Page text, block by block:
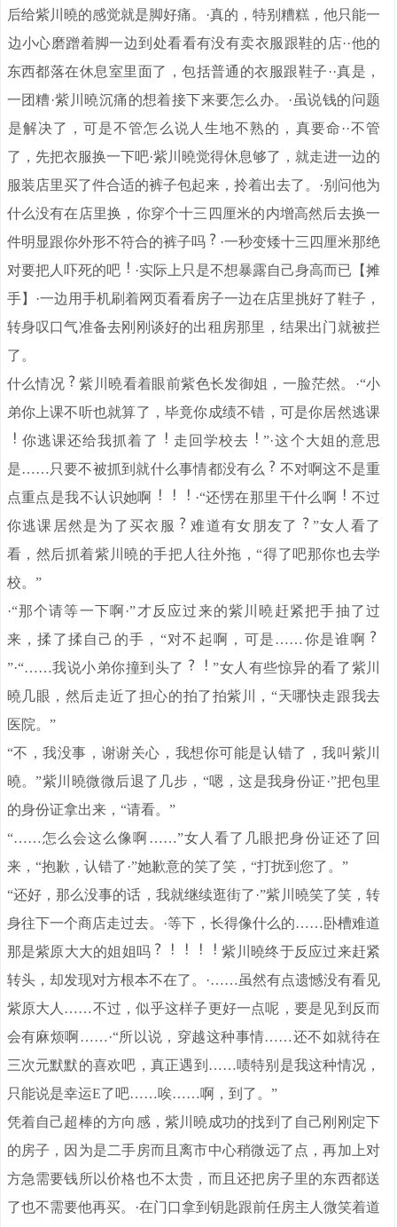
后给紫川曉的感觉就是脚好痛。·真的，特别糟糕，他只能一
边小心磨蹭着脚一边到处看看有没有卖衣服跟鞋的店·
。
·他的
东西都落在休息室里面了，包括普通的衣服跟鞋子··真是，
一团糟·紫川曉沉痛的想着接下来要怎么办。·虽说钱的问题
是解决了，可是不管怎么说人生地不熟的，真要命·
。
·不管
了，先把衣服换一下吧·紫川曉觉得休息够了，就走进一边的
服装店里买了件合适的裤子包起来，拎着出去了。·别问他为
什么没有在店里换，你穿个十三四厘米的内增高然后去换一
件明显跟你外形不符合的裤子吗
·一秒变矮十三四厘米那绝
对要把人吓死的吧
·实际上只是不想暴露自己身高而已【摊
手】·一边用手机刷着网页看看房子一边在店里挑好了鞋子，
转身叹口气准备去刚刚谈好的出租房那里，结果出门就被拦
了。
什么情况
紫川曉看着眼前紫色长发御姐，一脸茫然。·“小
弟你上课不听也就算了，毕竟你成绩不错，可是你居然逃课
你逃课还给我抓着了
走回学校去
”·这个大姐的意思
是……只要不被抓到就什么事情都没有么
不对啊这不是重
点重点是我不认识她啊
·“还愣在那里干什么啊
不过
你逃课居然是为了买衣服
难道有女朋友了
”女人看了
看，然后抓着紫川曉的手把人往外拖，“得了吧那你也去学
校。”
·“那个请等一下啊·”才反应过来的紫川曉赶紧把手抽了过
来，揉了揉自己的手，“对不起啊，可是……你是谁啊
”·“……我说小弟你撞到头了
”女人有些惊异的看了紫川
曉几眼，然后走近了担心的拍了拍紫川，“天哪快走跟我去
医院。”
“不，我没事，谢谢关心，我想你可能是认错了，我叫紫川
曉。”紫川曉微微后退了几步，“嗯，这是我身份证·”把包里
的身份证拿出来，“请看。”
“……怎么会这么像啊……”女人看了几眼把身份证还了回
来，“抱歉，认错了·”她歉意的笑了笑，“打扰到您了。”
“还好，那么没事的话，我就继续逛街了·”紫川曉笑了笑，转
身往下一个商店走过去。·等下，长得像什么的……卧槽难道
那是紫原大大的姐姐吗
紫川曉终于反应过来赶紧
转头，却发现对方根本不在了。·……虽然有点遗憾没有看见
紫原大人……不过，似乎这样子更好一点呢，要是见到反而
会有麻烦啊……·“所以说，穿越这种事情……还不如就待在
三次元默默的喜欢吧，真正遇到……啧特别是我这种情况，
只能说是幸运E了吧……唉……啊，到了。”
凭着自己超棒的方向感，紫川曉成功的找到了自己刚刚定下
的房子，因为是二手房而且离市中心稍微远了点，再加上对
方急需要钱所以价格也不太贵，而且还把房子里的东西都送
了也不需要他再买。·在门口拿到钥匙跟前任房主人微笑着道